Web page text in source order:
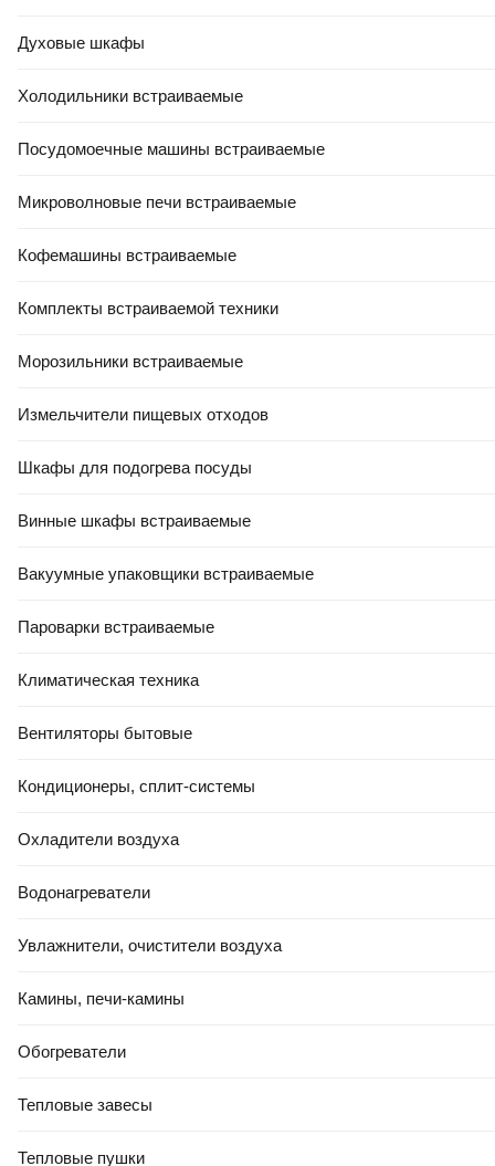
Духовые шкафы
Холодильники встраиваемые
Посудомоечные машины встраиваемые
Микроволновые печи встраиваемые
Кофемашины встраиваемые
Комплекты встраиваемой техники
Морозильники встраиваемые
Измельчители пищевых отходов
Шкафы для подогрева посуды
Винные шкафы встраиваемые
Вакуумные упаковщики встраиваемые
Пароварки встраиваемые
Климатическая техника
Вентиляторы бытовые
Кондиционеры, сплит-системы
Охладители воздуха
Водонагреватели
Увлажнители, очистители воздуха
Камины, печи-камины
Обогреватели
Тепловые завесы
Тепловые пушки
1 815,00 Ҕ
РАСПРОДАЖА ДО -80%
Профессиональный электрорубанок DeWalt DCP580NT-XJ
5.0 (4)
РАСПРОДАЖА ДО -80%
Профессиональный электрорубанок Bosch GHO 6500
В корзину